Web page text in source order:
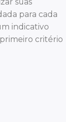
suas
para cada
indicativo
critério